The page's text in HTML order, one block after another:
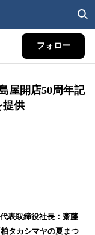
フォロー
屋開店50周年記
提供
表取締役社長：齋藤
タカシマヤの夏まつ